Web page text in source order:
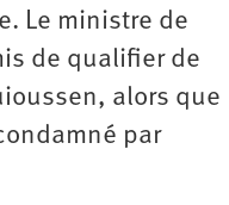
Le ministre de
de qualifier de
alors que
par